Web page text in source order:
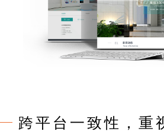
跨平台一致性，重